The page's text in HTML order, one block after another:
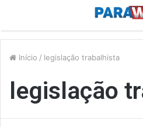
Início / legislação trabalhista
legislação